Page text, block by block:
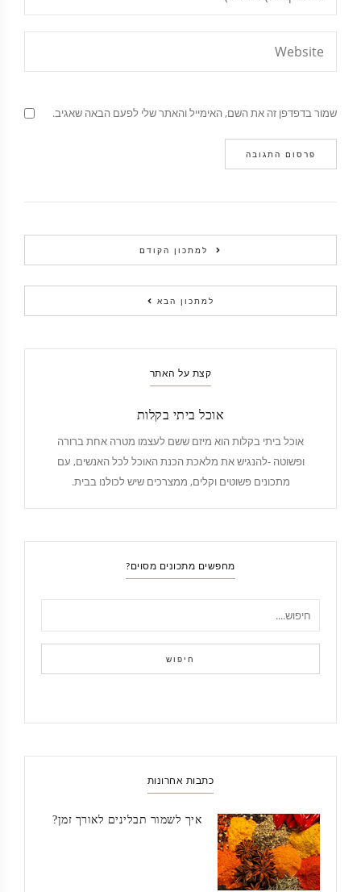
שמור בדפדפן זה את השם, האימייל והאתר שלי לפעם הבאה שאגיב.
למתכון הקודם
למתכון הבא
קצת על האתר
אוכל ביתי בקלות
אוכל ביתי בקלות הוא מיזם ששם לעצמו מטרה אחת ברורה
ופשוטה -להנגיש את מלאכת הכנת האוכל לכל האנשים, עם
מתכונים פשוטים וקלים, ממצרכים שיש לכולנו בבית.
מחפשים מתכונים מסוים?
חיפוש
כתבות אחרונות
איך לשמור תבלינים לאורך זמן?